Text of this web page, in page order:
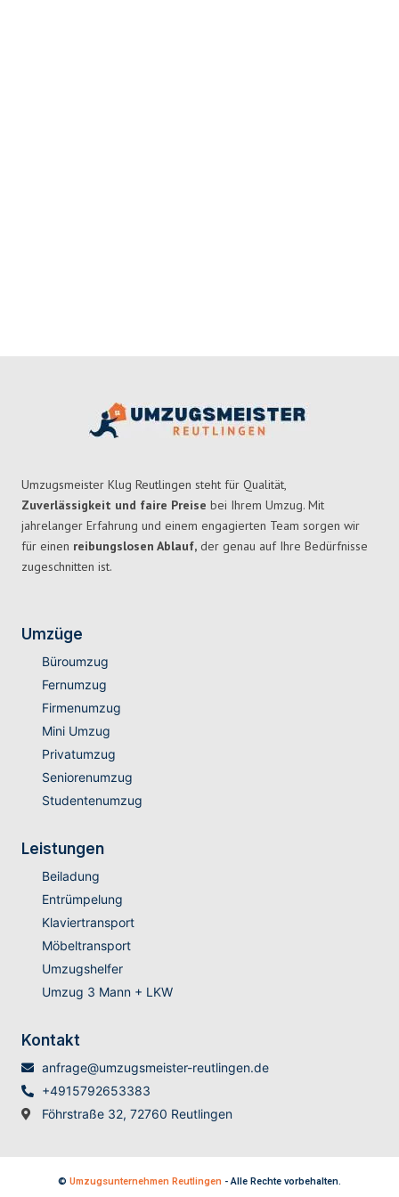
Umzugsmeister Klug Reutlingen steht für Qualität,
Zuverlässigkeit und faire Preise bei Ihrem Umzug. Mit
jahrelanger Erfahrung und einem engagierten Team sorgen wir
für einen reibungslosen Ablauf, der genau auf Ihre Bedürfnisse
zugeschnitten ist.
Umzüge
Büroumzug
Fernumzug
Firmenumzug
Mini Umzug
Privatumzug
Seniorenumzug
Studentenumzug
Leistungen
Beiladung
Entrümpelung
Klaviertransport
Möbeltransport
Umzugshelfer
Umzug 3 Mann + LKW
Kontakt
anfrage@umzugsmeister-reutlingen.de
+4915792653383
Föhrstraße 32, 72760 Reutlingen
© Umzugsunternehmen Reutlingen - Alle Rechte vorbehalten.